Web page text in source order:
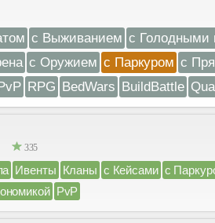
с Выживанием с Голодными
с Оружием с Паркуром с
RPG BedWars BuildBattle
335
Ивенты Кланы с Кейсами с
PvP